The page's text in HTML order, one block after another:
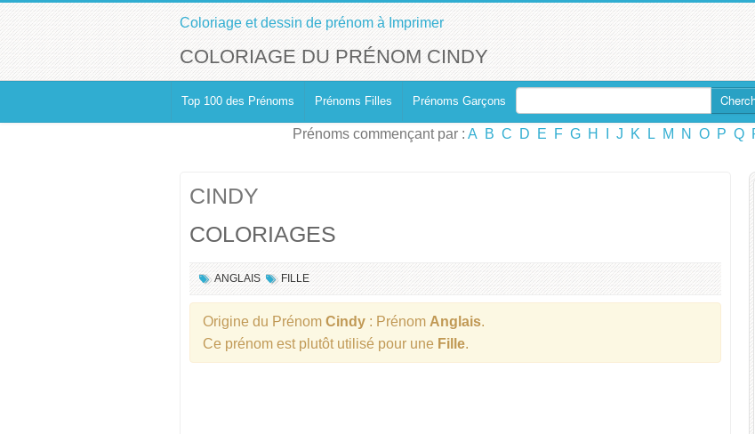
Coloriage et dessin de prénom à Imprimer
COLORIAGE DU PRÉNOM CINDY
Top 100 des Prénoms Prénoms Filles Prénoms Garçons
Prénoms commençant par : A B C D E F G H J K L M N O P Q
CINDY
COLORIAGES
ANGLAIS FILLE
Origine du Prénom Cindy : Prénom Anglais.
Ce prénom est plutôt utilisé pour une Fille.